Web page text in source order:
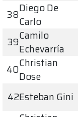
38Diego De
Carlo
39Camilo
Echevarría
40Christian
Dose
42Esteban Gini